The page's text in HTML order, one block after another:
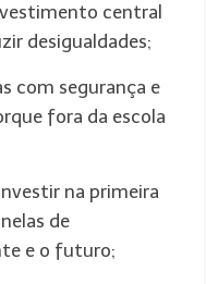
central
desigualdades;
com segurança e
fora da escola
na primeira
de
e o futuro;